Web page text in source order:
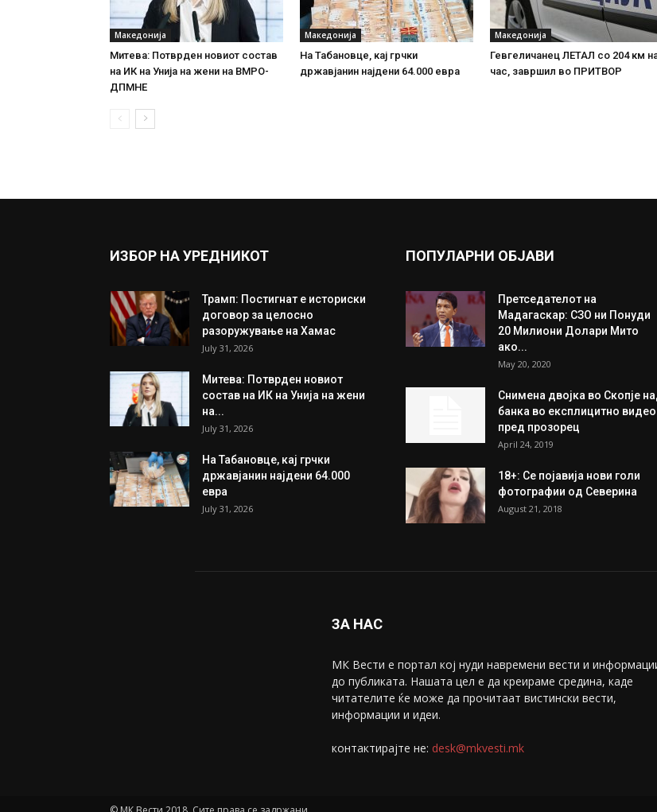
Македонија
Митева: Потврден новиот состав
на ИК на Унија на жени на ВМРО-
ДПМНЕ
Македонија
На Табановце, кај грчки
државјанин најдени 64.000 евра
Македонија
Гевгеличанец ЛЕТАЛ со 204 км
час, завршил во ПРИТВОР
ИЗБОР НА УРЕДНИКОТ
Трамп: Постигнат е историски
договор за целосно
разоружување на Хамас
July 31, 2026
Митева: Потврден новиот
состав на ИК на Унија на жени
на...
July 31, 2026
На Табановце, кај грчки
државјанин најдени 64.000
евра
July 31, 2026
ПОПУЛАРНИ ОБЈАВИ
Претседателот на
Мадагаскар: СЗО ни Понуди
20 Милиони Долари Мито
ако...
May 20, 2020
Снимена двојка во Скопје
банка во експлицитно видео
пред прозорец
April 24, 2019
18+: Се појавија нови голи
фотографии од Северина
August 21, 2018
ЗА НАС
МК Вести е портал коj нуди навремени вести и
до публиката. Нашата цел е да креираме средина, каде
читателите ќе може да прочитаат вистински вести,
информации и идеи.
контактирајте не: desk@mkvesti.mk